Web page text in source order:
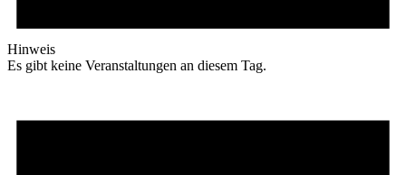
Hinweis
Es gibt keine Veranstaltungen an diesem Tag.